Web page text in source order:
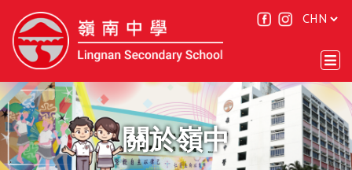
關於嶺中